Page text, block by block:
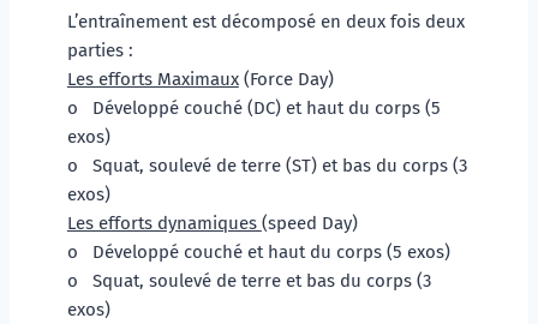
L’entraînement est décomposé en deux fois deux
parties :
Les efforts Maximaux (Force Day)
o   Développé couché (DC) et haut du corps (5
exos)
o   Squat, soulevé de terre (ST) et bas du corps (3
exos)
Les efforts dynamiques (speed Day)
o   Développé couché et haut du corps (5 exos)
o   Squat, soulevé de terre et bas du corps (3
exos)